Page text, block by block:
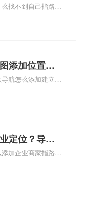
找不到当前
找不到自己指路人
置、地图位置更新
不显示定位了相关
看下方正文！
添加位置？
位置？
航怎么添加建立多
歌地图添加公司位
定位？导航
加企业商家指路人
、地图怎么添加企